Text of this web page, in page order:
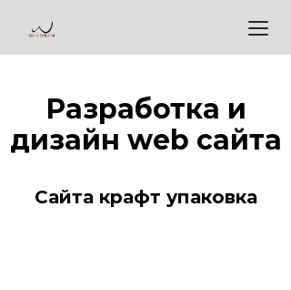
Разработка и
дизайн web сайта
Сайта крафт упаковка